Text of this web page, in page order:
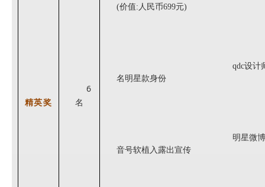
精英奖
6
名
(价值:人民币699元)
qdc设计
名 明星款身份
明星微博
音号软植入露出宣传